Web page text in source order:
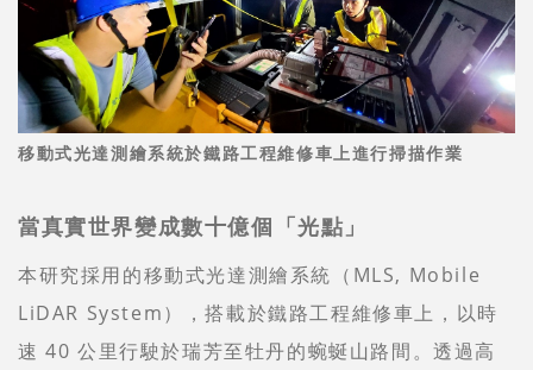
移動式光達測繪系統於鐵路工程維修車上進行掃描作業
當真實世界變成數十億個「光點」
本研究採用的移動式光達測繪系統（MLS, Mobile
LiDAR System），搭載於鐵路工程維修車上，以時
速 40 公里行駛於瑞芳至牡丹的蜿蜒山路間。透過高